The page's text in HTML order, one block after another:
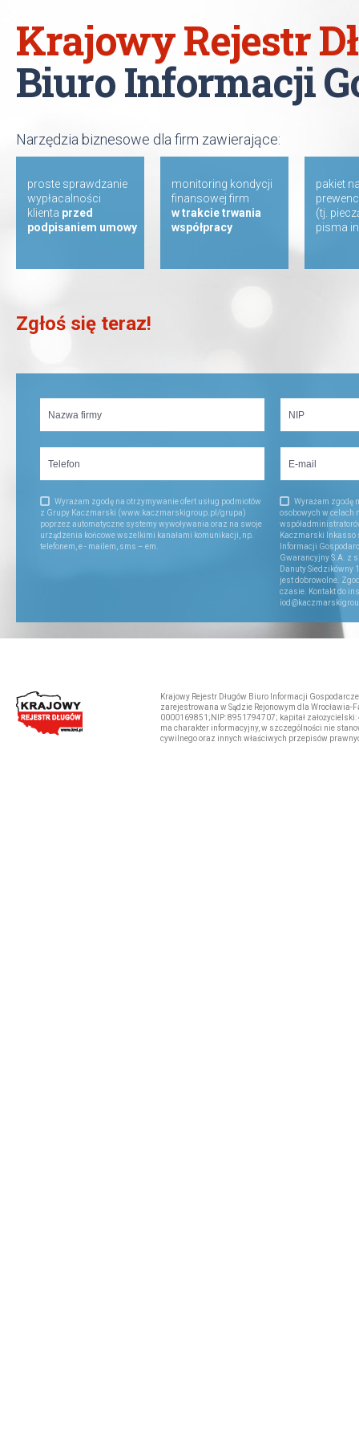
Krajowy Rejestr
Biuro Informacji
Narzędzia biznesowe dla firm zawierające:
proste sprawdzanie
wypłacalności
klienta przed
podpisaniem umowy
monitoring kondycji
finansowej firm
w trakcie trwania
współpracy
pakiet
(tj.
pisma
Zgłoś się teraz!
Wyrażam zgodę na otrzymywanie ofert usług podmiotów
z Grupy Kaczmarski (www.kaczmarskigroup.pl/grupa)
poprzez automatyczne systemy wywoływania oraz na swoje
urządzenia końcowe wszelkimi kanałami komunikacji, np.
telefonem, e - mailem, sms – em.
Wyrażam zgodę
osobowych w celach
Kaczmarski Inkasso
Informacji
Gwarancyjny S.A. z
Danuty Siedzikówny
jest dobrowolne.
czasie. Kontakt do
Krajowy Rejestr Długów Biuro Informacji
zarejestrowana w Sądzie Rejonowym dla Wrocławia-
0000169851;NIP: 8951794707; kapitał
ma charakter informacyjny, w szczególności nie
cywilnego oraz innych właściwych przepisów